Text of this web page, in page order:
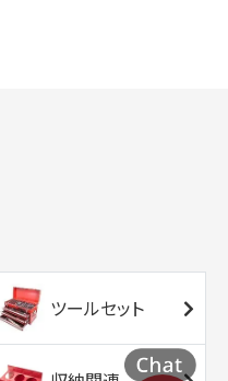
ツールセット